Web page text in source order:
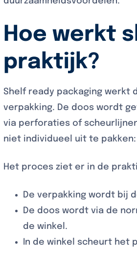
Hoe werkt
praktijk?
Shelf ready packaging
verpakking. De doos wordt
via perforaties of
niet individueel uit te
Het proces ziet er in de
De verpakking wordt bij
De doos wordt via de
de winkel.
In de winkel scheurt het